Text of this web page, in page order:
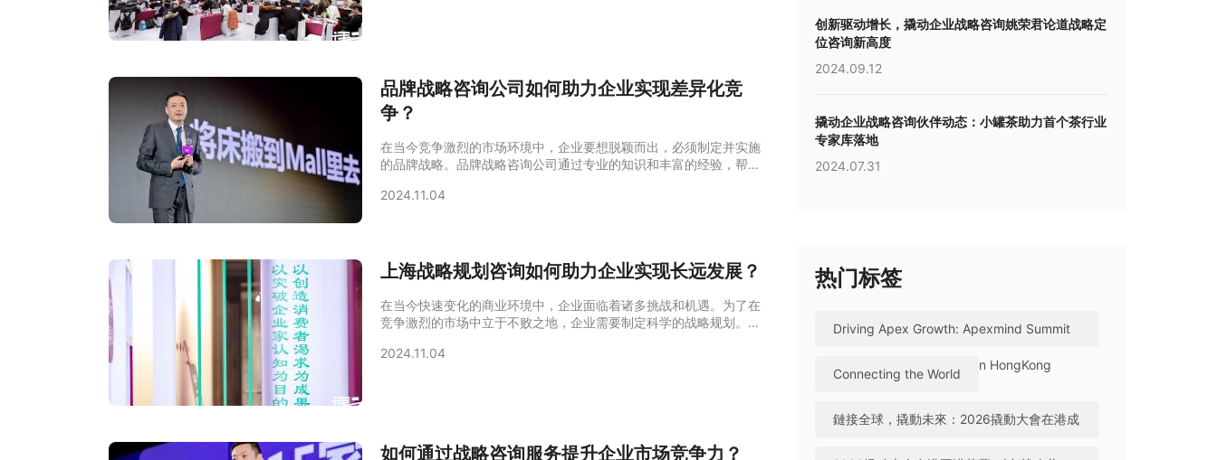
品牌战略咨询公司如何助力企业实现差异化竞
争？
在当今竞争激烈的市场环境中，企业要想脱颖而出，必须制定并实施
的品牌战略。品牌战略咨询公司通过专业的知识和丰富的经验，帮助
竞争中占据一席之地。本文将详细探讨品牌战略咨询公司如何助力企
2024.11.04
上海战略规划咨询如何助力企业实现长远发展？
在当今快速变化的商业环境中，企业面临着诸多挑战和机遇。为了在
竞争激烈的市场中立于不败之地，企业需要制定科学的战略规划。上
定竞争策略、优化资源配置，从而实现长远发展。本文将详细探讨上
2024.11.04
如何通过战略咨询服务提升企业市场竞争力？
创新驱动增长，撬动企业战略咨询姚荣君论道战略定
位咨询新高度
2024.09.12
撬动企业战略咨询伙伴动态：小罐茶助力首个茶行业
专家库落地
2024.07.31
热门标签
Driving Apex Growth: Apexmind Summit
2026 Successfully Held in HongKong
Connecting the World
鏈接全球，撬動未來：2026撬動大會在港成
功舉辦